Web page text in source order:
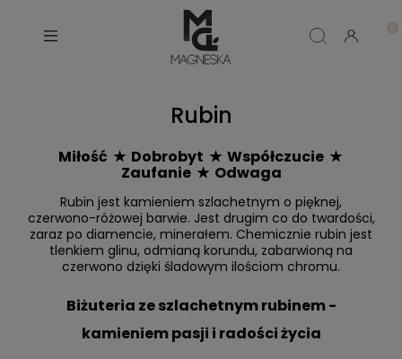
Rubin
Miłość ★ Dobrobyt ★ Współczucie ★
Zaufanie ★ Odwaga
Rubin jest kamieniem szlachetnym o pięknej,
czerwono-różowej barwie. Jest drugim co do twardości,
zaraz po diamencie, minerałem. Chemicznie rubin jest
tlenkiem glinu, odmianą korundu, zabarwioną na
czerwono dzięki śladowym ilościom chromu.
Biżuteria ze szlachetnym rubinem -
kamieniem pasji i radości życia